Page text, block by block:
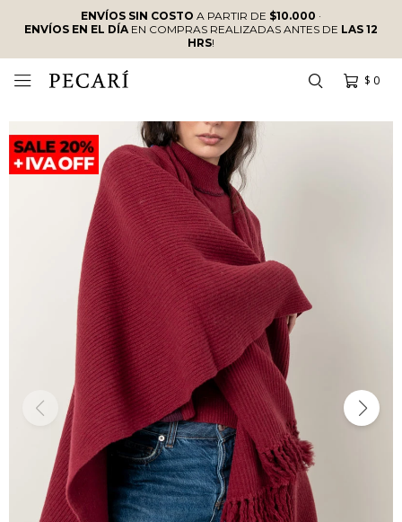
ENVÍOS SIN COSTO A PARTIR DE $10.000 ·
ENVÍOS EN EL DÍAEN COMPRAS REALIZADAS ANTES DE LAS 12
HRS!
$ 0
